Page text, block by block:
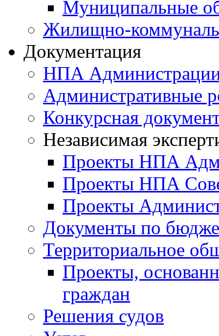
Муниципальные
Жилищно-
Документация
НПА
Административные
Конкурсная
Независимая
Проекты НПА
Проекты НПА
Проекты
Документы по
Территориальное
Проекты,
граждан
Решения судов